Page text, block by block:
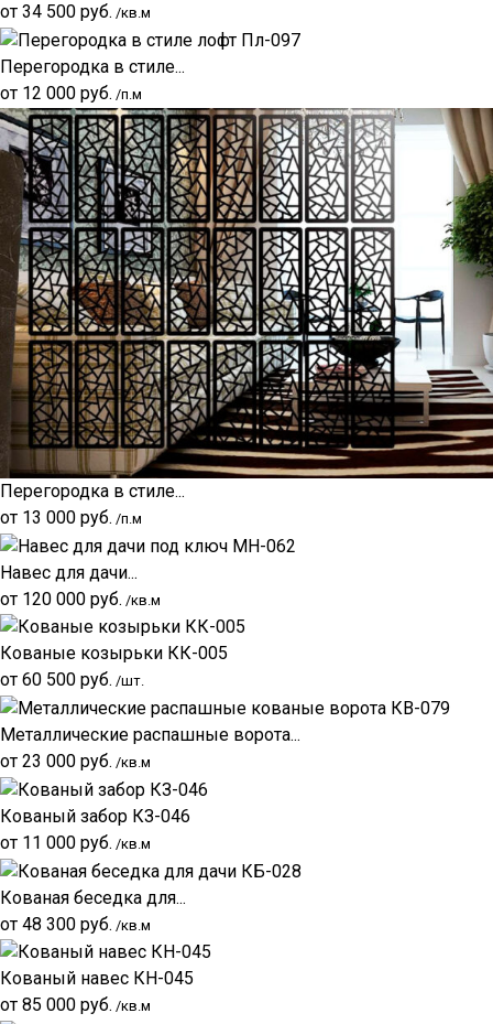
от 34 500 руб. /кв.м
Перегородка в стиле...
от 12 000 руб. /п.м
Перегородка в стиле...
от 13 000 руб. /п.м
Навес для дачи...
от 120 000 руб. /кв.м
Кованые козырьки КК-005
от 60 500 руб. /шт.
Металлические распашные ворота...
от 23 000 руб. /кв.м
Кованый забор КЗ-046
от 11 000 руб. /кв.м
Кованая беседка для...
от 48 300 руб. /кв.м
Кованый навес КН-045
от 85 000 руб. /кв.м